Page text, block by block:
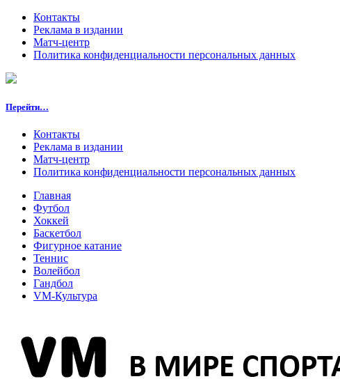
Контакты
Реклама в издании
Матч-центр
Политика конфиденциальности персональных данных
Перейти…
Контакты
Реклама в издании
Матч-центр
Политика конфиденциальности персональных данных
Главная
Футбол
Хоккей
Баскетбол
Фигурное катание
Теннис
Волейбол
Гандбол
VM-Культура